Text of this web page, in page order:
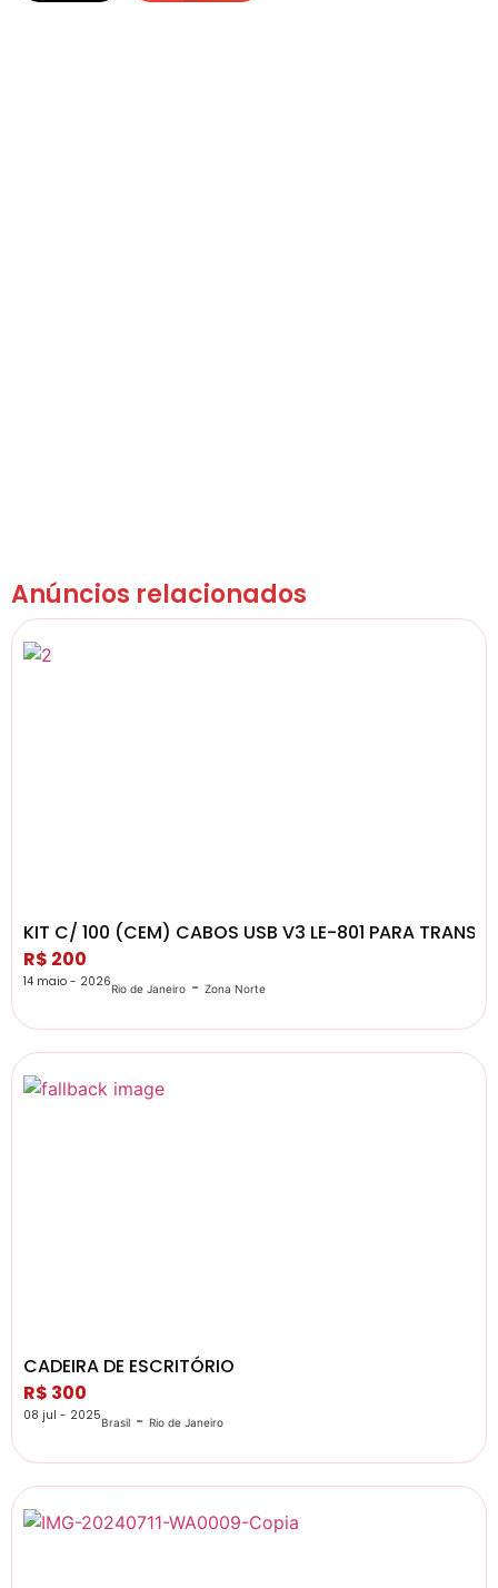
Anúncios relacionados
KIT C/ 100 (CEM) CABOS USB V3 LE-801 PARA
R$ 200
14 maio - 2026Rio de Janeiro - Zona Norte
CADEIRA DE ESCRITÓRIO
R$ 300
08 jul - 2025Brasil - Rio de Janeiro